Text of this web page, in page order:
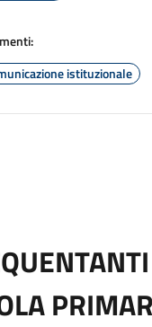
istituzionale